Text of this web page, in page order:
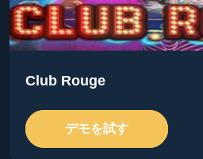
Club Rouge
デモを試す